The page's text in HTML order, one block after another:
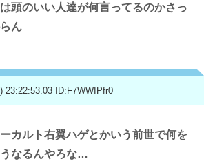
頭のいい人達が何言ってるのかさっ
ん
23:22:53.03 ID:F7WWIPfr0
カルト右翼ハゲとかいう前世で何を
うなるんやろな…